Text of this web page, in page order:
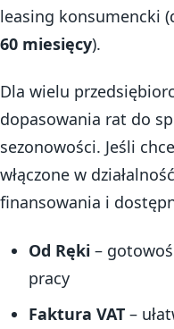
leasing konsumencki
60 miesięcy).
Dla wielu
dopasowania rat do
sezonowości. Jeśli
włączone w
finansowania i
Od Ręki–
pracy
Faktura VAT–